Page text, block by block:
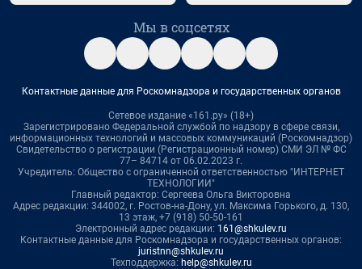
Мы в соцсетях
Контактные данные для Роскомнадзора и государственных органов
Сетевое издание «161.ру» (18+)
Зарегистрировано Федеральной службой по надзору в сфере связи,
информационных технологий и массовых коммуникаций (Роскомнадзор)
Свидетельство о регистрации (Регистрационный номер) СМИ ЭЛ № ФС
77– 84714 от 06.02.2023 г.
Учредитель: Общество с ограниченной ответственностью "ИНТЕРНЕТ
ТЕХНОЛОГИИ"
Главный редактор: Сергеева Ольга Викторовна
Адрес редакции: 344002, г. Ростов-на-Дону, ул. Максима Горького, д. 130,
13 этаж, +7 (918) 50-50-161
Электронный адрес редакции: 161@shkulev.ru
Контактные данные для Роскомнадзора и государственных органов:
juristnn@shkulev.ru
Техподдержка: help@shkulev.ru